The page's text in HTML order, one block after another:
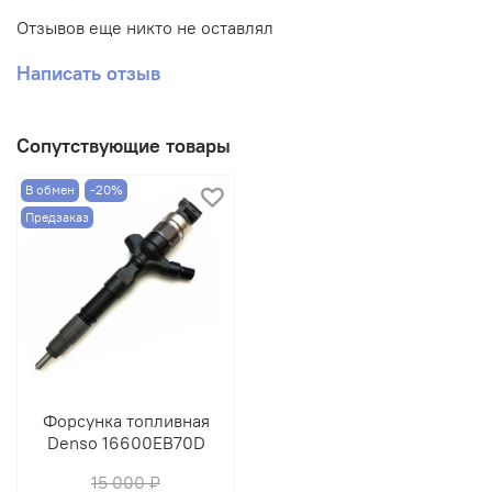
Отзывов еще никто не оставлял
Написать отзыв
Сопутствующие товары
В обмен
-20%
Предзаказ
Форсунка топливная
Denso 16600EB70D
15 000 ₽